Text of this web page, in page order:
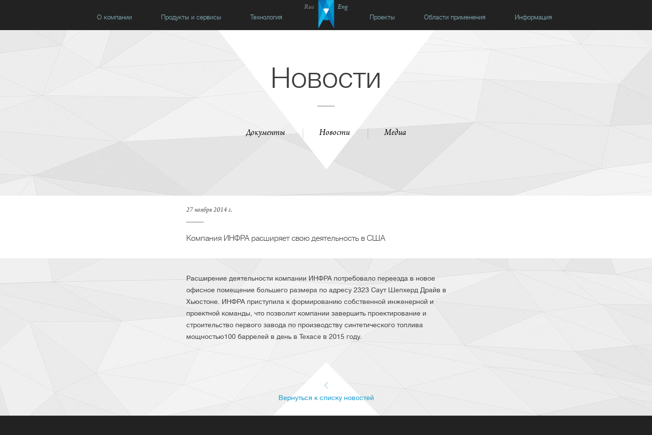
Rus
Eng
О компании
Продукты и сервисы Технология Проекты Области применения Информация
Новости
Документы Новости Медиа
27 ноября 2014 г.
Компания ИНФРА расширяет свою деятельность в США
Расширение деятельности компании ИНФРА потребовало переезда в новое
офисное помещение большего размера по адресу 2323 Саут Шепхерд Драйв в
Хьюстоне. ИНФРА приступила к формированию собственной инженерной и
проектной команды, что позволит компании завершить проектирование и
строительство первого завода по производству синтетического топлива
мощностью100 баррелей в день в Техасе в 2015 году.
Вернуться к списку новостей